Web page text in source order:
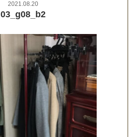
2021.08.20
03_g08_b2